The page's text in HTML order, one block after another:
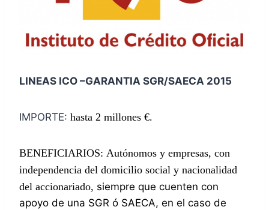
LINEAS ICO –GARANTIA SGR/SAECA 2015
IMPORTE: hasta 2 millones €.
BENEFICIARIOS: Autónomos y empresas, con
independencia del domicilio social y nacionalidad
del accionariado, siempre que cuenten con
apoyo de una SGR ó SAECA, en el caso de